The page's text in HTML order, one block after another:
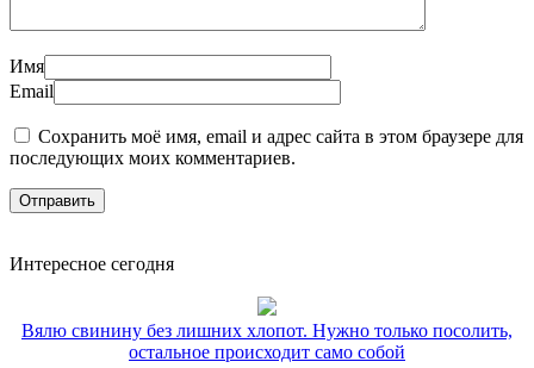
Имя
Email
Сохранить моё имя, email и адрес сайта в этом браузере для
последующих моих комментариев.
Интересное сегодня
Вялю свинину без лишних хлопот. Нужно только посолить,
остальное происходит само собой